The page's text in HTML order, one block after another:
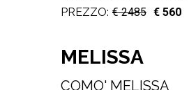
PREZZO: € 2485 € 560
MELISSA
COMO' MELISSA